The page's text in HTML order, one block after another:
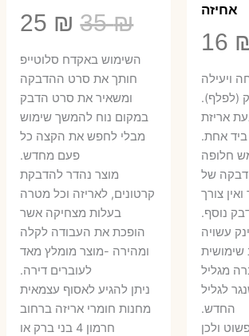
אחיזה
26
16
הנוכחי
ויעילה
(לפלף).
אריזת
ביד אחת.
חלופה
של
צורך
נוסף.
עשויה
שימושית
מגליל
לגליל
החדש.
ולכן
35₪
המחיר
המקורי
היה:
35 ₪.
25 ₪
₪.
השימוש באקדח סלוטייפ
חותך את סרט ההדבקה
ומשאיר את סרט הדבק
במקום נוח להמשך שימוש
מבלי לחפש את הקצה כל
פעם מחדש.
מוצר נהדר להדבקת
קרטונים, לאריזה וכל מטרה
בעלות מצחיקה אשר
הופכת את העבודה לקלה
ומהירה -מוצר מומלץ מאד
לעוברים דירה.
ניתן להגיע לאסוף עצמאית
מחנות חומרי אריזה ברחוב
חרמון 4 בני ברק או